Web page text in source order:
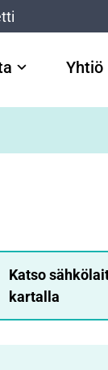
Yhtiö
Katso
kartalla